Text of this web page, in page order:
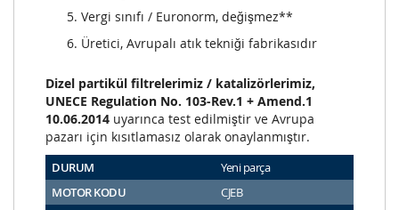
Vergi sınıfı / Euronorm, değişmez**
Üretici, Avrupalı atık tekniği fabrikasıdır
Dizel partikül filtrelerimiz / katalizörlerimiz,
UNECE Regulation No. 103-Rev.1 + Amend.1
10.06.2014 uyarınca test edilmiştir ve Avrupa
pazarı için kısıtlamasız olarak onaylanmıştır.
DURUM
Yeni parça
MOTOR KODU
CJEB